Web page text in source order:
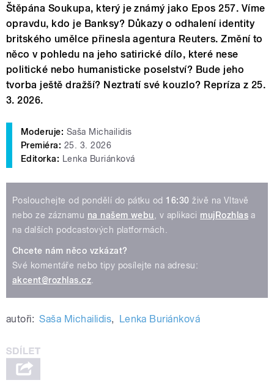
Štěpána Soukupa, který je známý jako Epos 257. Víme
opravdu, kdo je Banksy? Důkazy o odhalení identity
britského umělce přinesla agentura Reuters. Změní to
něco v pohledu na jeho satirické dílo, které nese
politické nebo humanisticke poselství? Bude jeho
tvorba ještě dražší? Neztratí své kouzlo? Repríza z 25.
3. 2026.
Moderuje: Saša Michailidis
Premiéra: 25. 3. 2026
Editorka: Lenka Buriánková
Poslouchejte od pondělí do pátku od 16:30 živě na Vltavě
nebo ze záznamu na našem webu , v aplikaci mujRozhlas a
na dalších podcastových platformách.
Chcete nám něco vzkázat?
Své komentáře nebo tipy posílejte na adresu:
akcent@rozhlas.cz
autoři: Saša Michailidis, Lenka Buriánková